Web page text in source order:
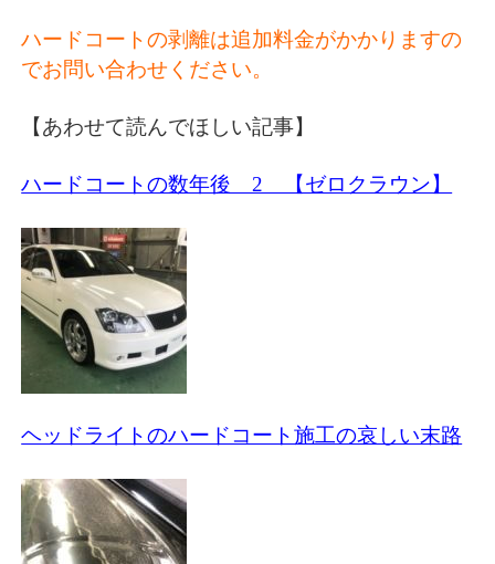
ハードコートの剥離は追加料金がかかりますの
でお問い合わせください。
【あわせて読んでほしい記事】
ハードコートの数年後 2 【ゼロクラウン】
ヘッドライトのハードコート施工の哀しい末路